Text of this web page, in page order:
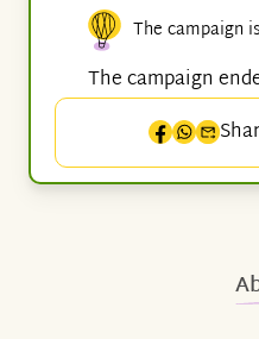
The campaign
The campaign